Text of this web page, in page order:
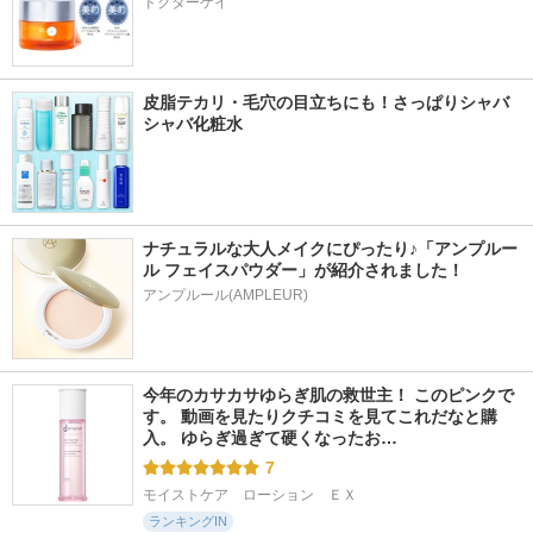
皮脂テカリ・毛穴の目立ちにも！さっぱりシャバ
シャバ化粧水
ナチュラルな大人メイクにぴったり♪「アンプルー
ル フェイスパウダー」が紹介されました！
アンプルール(AMPLEUR)
今年のカサカサゆらぎ肌の救世主！ このピンクで
す。 動画を見たりクチコミを見てこれだなと購
入。 ゆらぎ過ぎて硬くなったお…
7
モイストケア　ローション　ＥＸ
ランキングIN